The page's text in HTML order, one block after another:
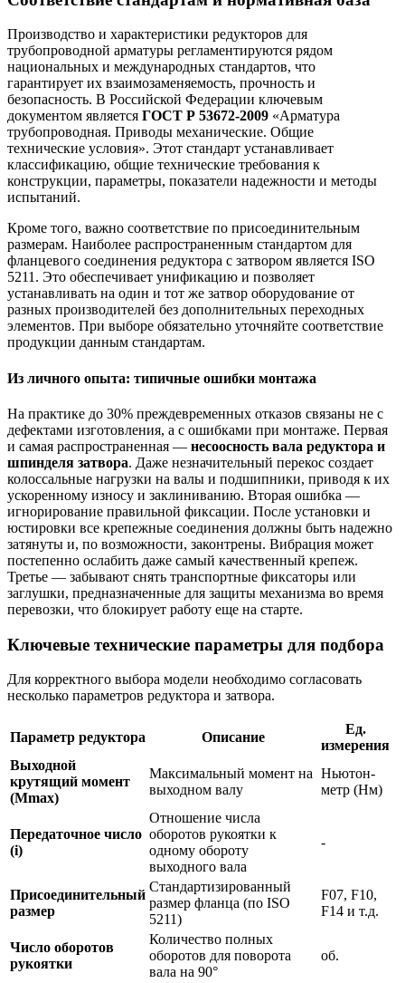
Производство и характеристики редукторов для
трубопроводной арматуры регламентируются рядом
национальных и международных стандартов, что
гарантирует их взаимозаменяемость, прочность и
безопасность. В Российской Федерации ключевым
документом является ГОСТ Р 53672-2009 «Арматура
трубопроводная. Приводы механические. Общие
технические условия». Этот стандарт устанавливает
классификацию, общие технические требования к
конструкции, параметры, показатели надежности и методы
испытаний.
Кроме того, важно соответствие по присоединительным
размерам. Наиболее распространенным стандартом для
фланцевого соединения редуктора с затвором является ISO
5211. Это обеспечивает унификацию и позволяет
устанавливать на один и тот же затвор оборудование от
разных производителей без дополнительных переходных
элементов. При выборе обязательно уточняйте соответствие
продукции данным стандартам.
Из личного опыта: типичные ошибки монтажа
На практике до 30% преждевременных отказов связаны не с
дефектами изготовления, а с ошибками при монтаже. Первая
и самая распространенная — несоосность вала редуктора и
шпинделя затвора. Даже незначительный перекос создает
колоссальные нагрузки на валы и подшипники, приводя к их
ускоренному износу и заклиниванию. Вторая ошибка —
игнорирование правильной фиксации. После установки и
юстировки все крепежные соединения должны быть надежно
затянуты и, по возможности, законтрены. Вибрация может
постепенно ослабить даже самый качественный крепеж.
Третье — забывают снять транспортные фиксаторы или
заглушки, предназначенные для защиты механизма во время
перевозки, что блокирует работу еще на старте.
Ключевые технические параметры для подбора
Для корректного выбора модели необходимо согласовать
несколько параметров редуктора и затвора.
Параметр редуктора Описание
Ед.
измерения
Выходной
крутящий момент
(Mmax)
Максимальный момент на
выходном валу
Ньютон-
метр (Нм)
Передаточное число
(i)
Отношение числа
оборотов рукоятки к
одному обороту
выходного вала
-
Присоединительный
размер
Стандартизированный
размер фланца (по ISO
5211)
F07, F10,
F14 и т.д.
Число оборотов
рукоятки
Количество полных
оборотов для поворота
вала на 90°
об.